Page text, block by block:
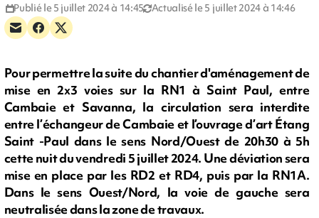
Publié le 5 juillet 2024 à 14:45 Actualisé le 5 juillet 2024 à 14:46
Pour permettre la suite du chantier d'aménagement de
mise en 2x3 voies sur la RN1 à Saint Paul, entre
Cambaie et Savanna, la circulation sera interdite
entre l’échangeur de Cambaie et l’ouvrage d’art Étang
Saint -Paul dans le sens Nord/Ouest de 20h30 à 5h
cette nuit du vendredi 5 juillet 2024. Une déviation sera
mise en place par les RD2 et RD4, puis par la RN1A.
Dans le sens Ouest/Nord, la voie de gauche sera
neutralisée dans la zone de travaux.